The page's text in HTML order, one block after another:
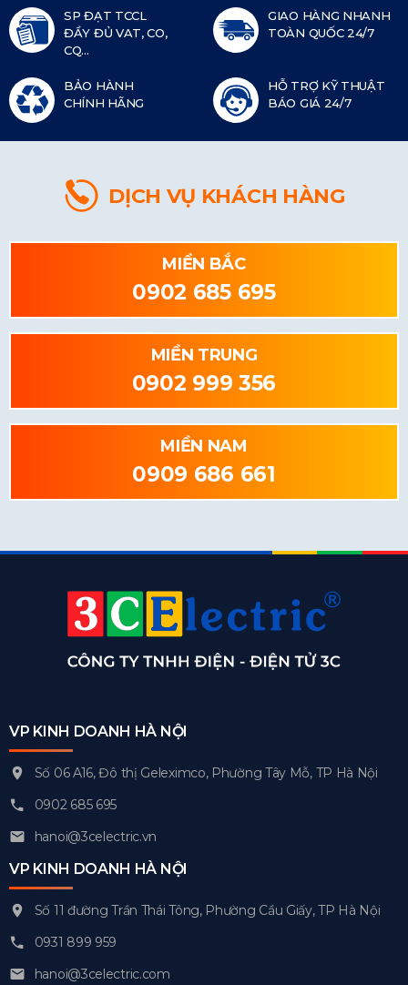
SP ĐẠT TCCL
ĐẦY ĐỦ VAT, CO,
CQ...
GIAO HÀNG NHANH
TOÀN QUỐC 24/7
BẢO HÀNH
CHÍNH HÃNG
HỖ TRỢ KỸ THUẬT
BÁO GIÁ 24/7
DỊCH VỤ KHÁCH HÀNG
MIỀN BẮC
0902 685 695
MIỀN TRUNG
0902 999 356
MIỀN NAM
0909 686 661
VP KINH DOANH HÀ NỘI
Số 06 A16, Đô thị Geleximco, Phường Tây Mỗ, TP Hà Nội
0902 685 695
hanoi@3celectric.vn
VP KINH DOANH HÀ NỘI
Số 11 đường Trần Thái Tông, Phường Cầu Giấy, TP Hà Nội
0931 899 959
hanoi@3celectric.com